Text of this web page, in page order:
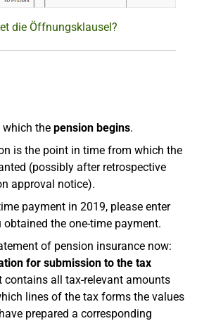
die Öffnungsklausel?
which the pension begins.
is the point in time from which the
(possibly after retrospective
approval notice).
payment in 2019, please enter
the one-time payment.
of pension insurance now:
for submission to the tax
contains all tax-relevant amounts
lines of the tax forms the values
prepared a corresponding